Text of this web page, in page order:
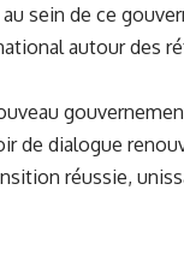
au sein de ce
autour des
de dialogue
réussie,